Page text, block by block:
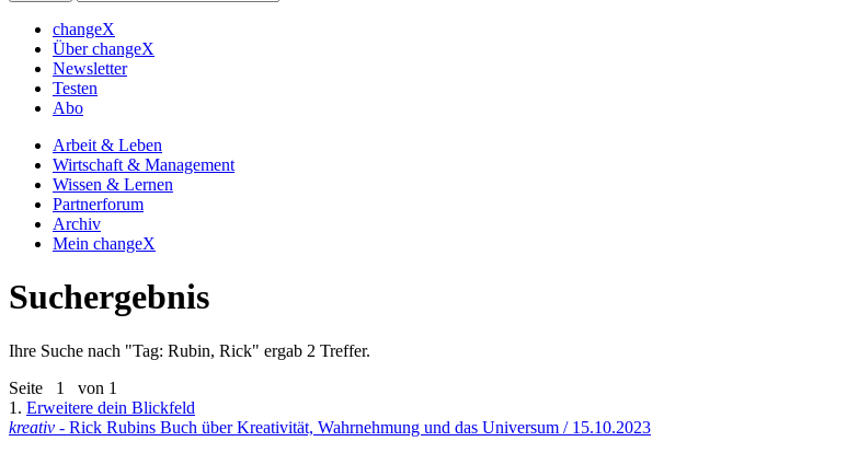
changeX
Über changeX
Newsletter
Testen
Abo
Arbeit & Leben
Wirtschaft & Management
Wissen & Lernen
Partnerforum
Archiv
Mein changeX
Suchergebnis
Ihre Suche nach "Tag: Rubin, Rick" ergab 2 Treffer.
Seite 1
von 1
1. Erweitere dein Blickfeld
kreativ - Rick Rubins Buch über Kreativität, Wahrnehmung und das Universum / 15.10.2023